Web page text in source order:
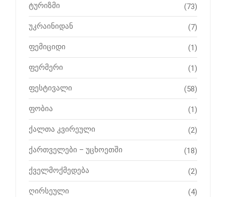
ტურიზმი (73)
უკრაინიდან (7)
ფემიციდი (1)
ფერმერი (1)
ფესტივალი (58)
ფობია (1)
ქალთა კვირეული (2)
ქართველები – უცხოეთში (18)
ქველმოქმედება (2)
ღირსეული (4)